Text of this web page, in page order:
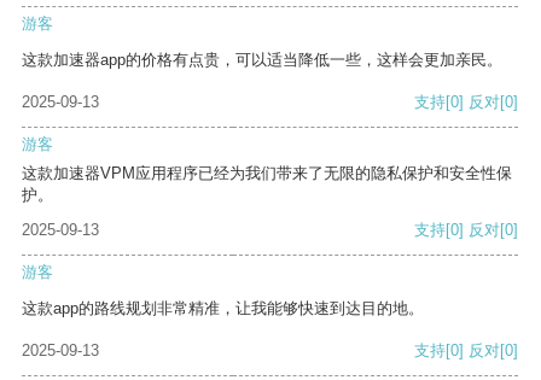
游客
这款加速器app的价格有点贵，可以适当降低一些，这样会更加亲民。
2025-09-13 支持[0] 反对[0]
游客
这款加速器VPM应用程序已经为我们带来了无限的隐私保护和安全性保
护。
2025-09-13
支持[0] 反对[0]
游客
这款app的路线规划非常精准，让我能够快速到达目的地。
2025-09-13 支持[0] 反对[0]